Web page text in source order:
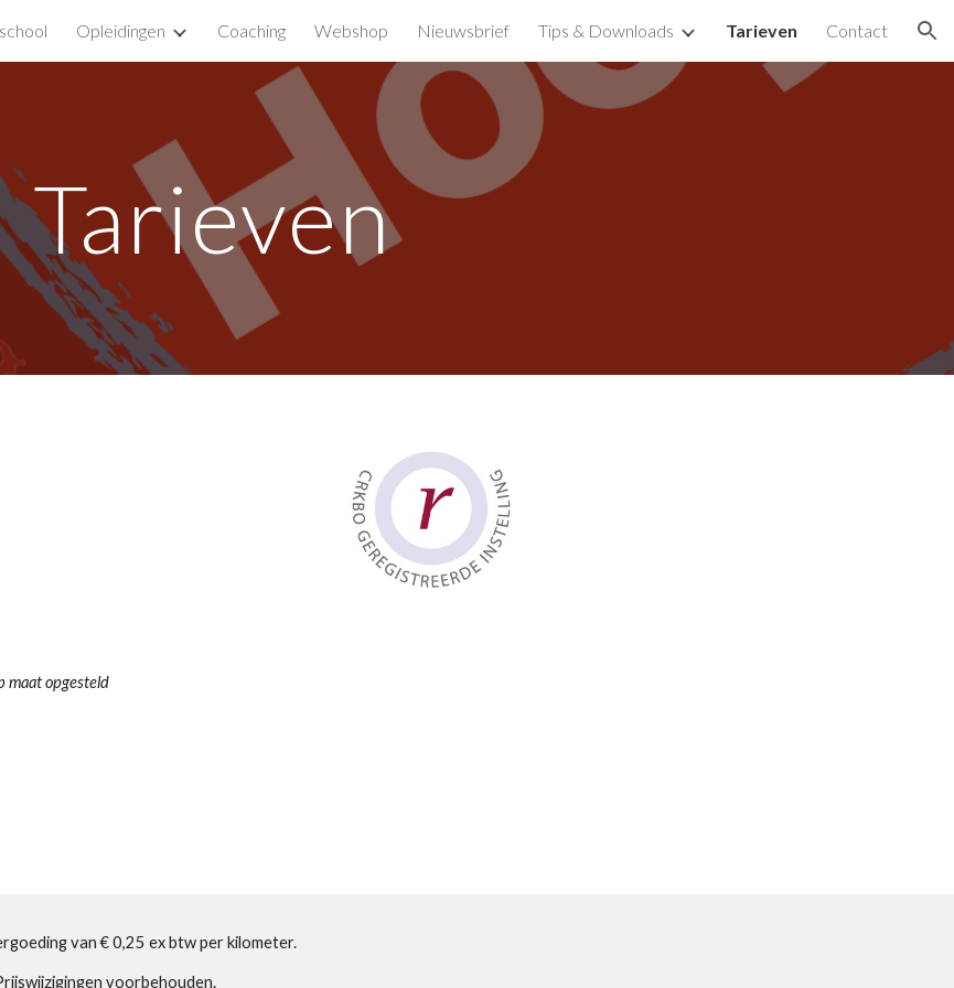
main content Skip to navigation
Opleidingen Coaching Webshop Nieuwsbrief Tips & Downloads Tarieven Contact
Tarieven
maat opgesteld
van € 0,25 ex btw per kilometer.
voorbehouden.